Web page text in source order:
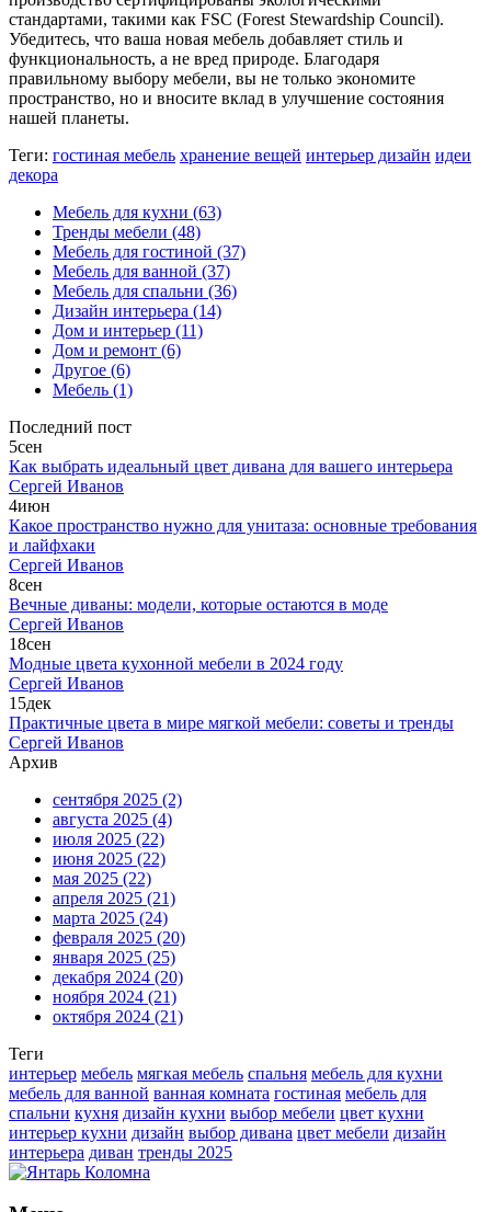
стандартами, такими как FSC (Forest Stewardship Council).
Убедитесь, что ваша новая мебель добавляет стиль и
функциональность, а не вред природе. Благодаря
правильному выбору мебели, вы не только экономите
пространство, но и вносите вклад в улучшение состояния
нашей планеты.
Теги: гостиная мебель хранение вещей интерьер дизайн идеи
декора
Мебель для кухни (63)
Тренды мебели (48)
Мебель для гостиной (37)
Мебель для ванной (37)
Мебель для спальни (36)
Дизайн интерьера (14)
Дом и интерьер (11)
Дом и ремонт (6)
Другое (6)
Мебель (1)
Последний пост
5сен
Как выбрать идеальный цвет дивана для вашего интерьера
Сергей Иванов
4июн
Какое пространство нужно для унитаза: основные требования
и лайфхаки
Сергей Иванов
8сен
Вечные диваны: модели, которые остаются в моде
Сергей Иванов
18сен
Модные цвета кухонной мебели в 2024 году
Сергей Иванов
15дек
Практичные цвета в мире мягкой мебели: советы и тренды
Сергей Иванов
Архив
сентября 2025 (2)
августа 2025 (4)
июля 2025 (22)
июня 2025 (22)
мая 2025 (22)
апреля 2025 (21)
марта 2025 (24)
февраля 2025 (20)
января 2025 (25)
декабря 2024 (20)
ноября 2024 (21)
октября 2024 (21)
Теги
интерьер мебель мягкая мебель спальня мебель для кухни
мебель для ванной ванная комната гостиная мебель для
спальни кухня дизайн кухни выбор мебели цвет кухни
интерьер кухни дизайн выбор дивана цвет мебели дизайн
интерьера диван тренды 2025